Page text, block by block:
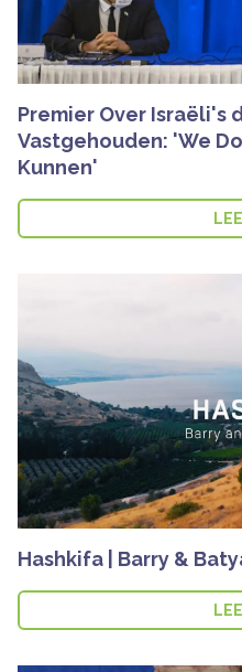
Premier Over Israëli's
Vastgehouden: 'We
Kunnen'
Hashkifa | Barry &